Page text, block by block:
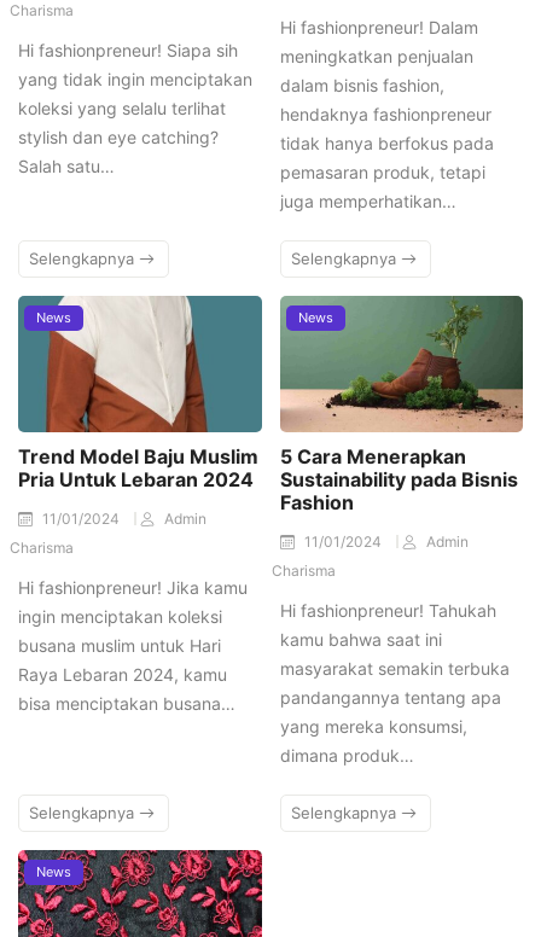
Charisma
Hi fashionpreneur! Siapa sih
yang tidak ingin menciptakan
koleksi yang selalu terlihat
stylish dan eye catching?
Salah satu…
Selengkapnya
Hi fashionpreneur! Dalam
meningkatkan penjualan
dalam bisnis fashion,
hendaknya fashionpreneur
tidak hanya berfokus pada
pemasaran produk, tetapi
juga memperhatikan…
Selengkapnya
News
Trend Model Baju Muslim
Pria Untuk Lebaran 2024
11/01/2024
Admin
Charisma
Hi fashionpreneur! Jika kamu
ingin menciptakan koleksi
busana muslim untuk Hari
Raya Lebaran 2024, kamu
bisa menciptakan busana…
Selengkapnya
News
5 Cara Menerapkan
Sustainability pada Bisnis
Fashion
11/01/2024
Admin
Charisma
Hi fashionpreneur! Tahukah
kamu bahwa saat ini
masyarakat semakin terbuka
pandangannya tentang apa
yang mereka konsumsi,
dimana produk…
Selengkapnya
News